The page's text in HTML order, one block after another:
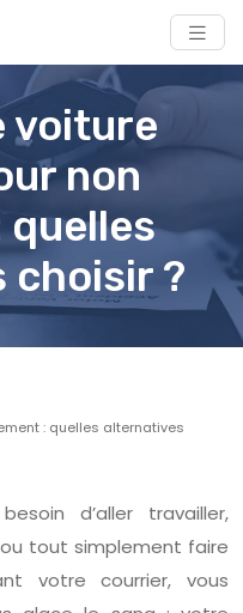
voiture
non
quelles
?
: quelles alternatives
d’aller travailler,
tout simplement faire
votre courrier, vous